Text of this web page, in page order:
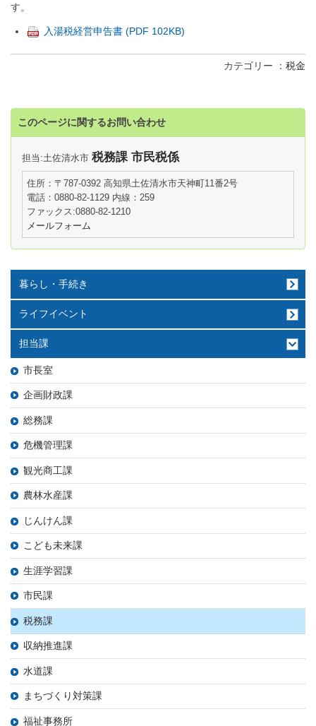
す。
入湯税経営申告書 (PDF 102KB)
カテゴリー 税金
このページに関するお問い合わせ
担当:土佐清水市 税務課 市民税係
住所：〒787-0392 高知県土佐清水市天神町11番2号
電話：0880-82-1129 内線：259
ファックス:0880-82-1210
メールフォーム
暮らし・手続き
ライフイベント
担当課
市長室
企画財政課
総務課
危機管理課
観光商工課
農林水産課
じんけん課
こども未来課
生涯学習課
市民課
税務課
収納推進課
水道課
まちづくり対策課
福祉事務所